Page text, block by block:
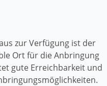
zur Verfügung ist der
Ort für die Anbringung
gute Erreichbarkeit und